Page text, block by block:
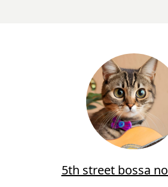
5th street bossa